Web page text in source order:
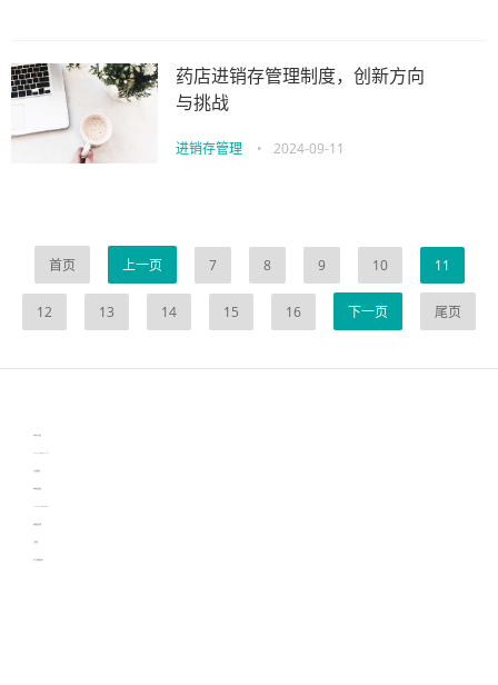
药店进销存管理制度，创新方向
与挑战
进销存管理 • 2024-09-11
首页 上一页 7 8 9 10 11
12 13 14 15 16 下一页 尾页